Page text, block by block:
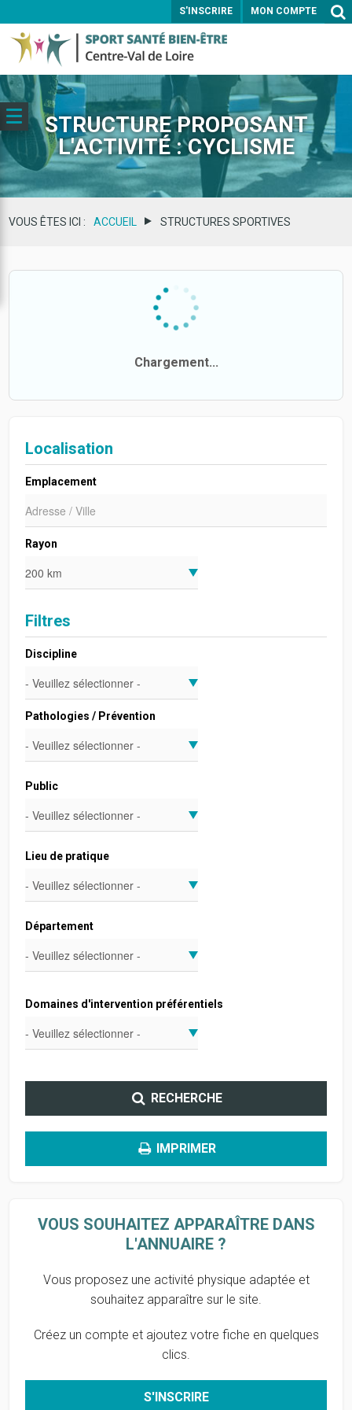
S'INSCRIRE MON COMPTE
ENVOYER
STRUCTURE PROPOSANT
L'ACTIVITÉ : CYCLISME
VOUS ÊTES ICI : ACCUEIL STRUCTURES SPORTIVES
Chargement...
Localisation
Emplacement
Rayon
Filtres
Discipline
Pathologies / Prévention
Public
Lieu de pratique
Département
Domaines d'intervention préférentiels
RECHERCHE
IMPRIMER
VOUS SOUHAITEZ APPARAÎTRE DANS
L'ANNUAIRE ?
Vous proposez une activité physique adaptée et
souhaitez apparaître sur le site.
Créez un compte et ajoutez votre fiche en quelques
clics.
S'INSCRIRE